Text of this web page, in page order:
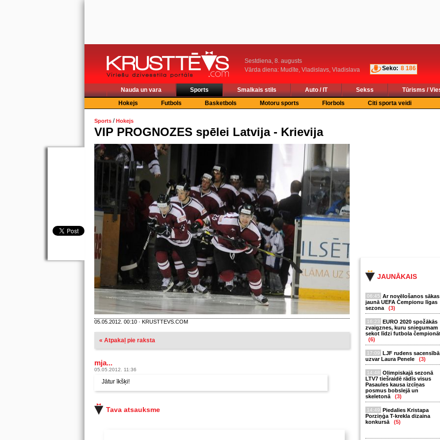
Sestdiena, 8. augusts
Vārda diena: Mudīte, Vladislavs, Vladislava
Seko: 8 186
Nauda un vara Sports Smalkais stils Auto / IT Sekss
Tūrisms /
Hokejs
Futbols Basketbols Motoru sports Florbols Citi sporta veidi
JAUNĀKAIS
06:45 Ar novēlošanos sākas
jaunā UEFA Čempionu līgas
sezona
(3)
16:23 EURO 2020 spožākās
zvaigznes, kuru sniegumam
sekot līdzi futbola
(6)
17:09 LJF rudens
uzvar Laura Penele
(3)
14:48 Olimpiskajā sezonā
LTV7 tiešraidē rādīs visus
Pasaules kausa izcīņas
posmus bobslejā un
skeletonā
(3)
14:49 Piedalies Kristapa
Porziņģa T-krekla dizaina
konkursā
(5)
Sports /Hokejs
VIP PROGNOZES spēlei Latvija - Krievija
05.05.2012. 00:10 · KRUSTTEVS.COM
« Atpakaļ pie raksta
mja...
05.05.2012. 11:36
Jātur īkšķi!
Tava atsauksme